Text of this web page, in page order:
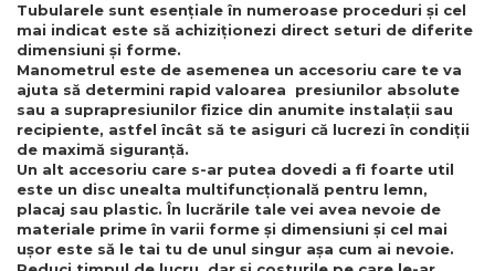
Tubularele sunt esențiale în numeroase proceduri și cel
mai indicat este să achiziționezi direct seturi de diferite
dimensiuni și forme.
Manometrul este de asemenea un accesoriu care te va
ajuta să determini rapid valoarea presiunilor absolute
sau a suprapresiunilor fizice din anumite instalații sau
recipiente, astfel încât să te asiguri că lucrezi în condiții
de maximă siguranță.
Un alt accesoriu care s-ar putea dovedi a fi foarte util
este un disc unealta multifuncțională pentru lemn,
placaj sau plastic. În lucrările tale vei avea nevoie de
materiale prime în varii forme și dimensiuni și cel mai
ușor este să le tai tu de unul singur așa cum ai nevoie.